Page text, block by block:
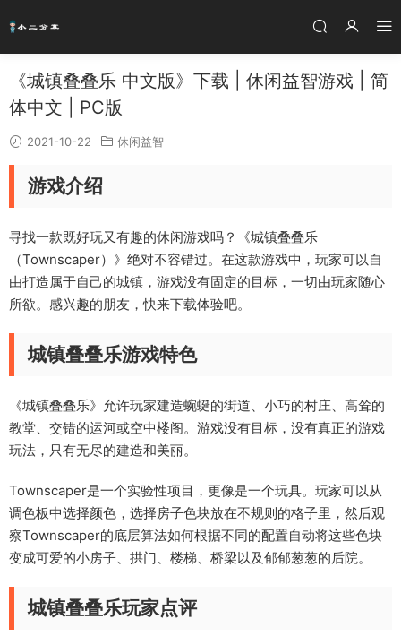
《城镇叠叠乐 中文版》下载 | 休闲益智游戏 | 简
体中文 | PC版
2021-10-22 休闲益智
游戏介绍
寻找一款既好玩又有趣的休闲游戏吗？《城镇叠叠乐
（Townscaper）》绝对不容错过。在这款游戏中，玩家可以自
由打造属于自己的城镇，游戏没有固定的目标，一切由玩家随心
所欲。感兴趣的朋友，快来下载体验吧。
城镇叠叠乐游戏特色
《城镇叠叠乐》允许玩家建造蜿蜒的街道、小巧的村庄、高耸的
教堂、交错的运河或空中楼阁。游戏没有目标，没有真正的游戏
玩法，只有无尽的建造和美丽。
Townscaper是一个实验性项目，更像是一个玩具。玩家可以从
调色板中选择颜色，选择房子色块放在不规则的格子里，然后观
察Townscaper的底层算法如何根据不同的配置自动将这些色块
变成可爱的小房子、拱门、楼梯、桥梁以及郁郁葱葱的后院。
城镇叠叠乐玩家点评